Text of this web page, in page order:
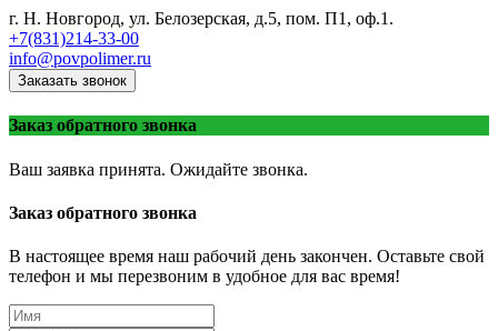
г. Н. Новгород, ул. Белозерская, д.5, пом. П1, оф.1.
+7(831)214-33-00
info@povpolimer.ru
Заказать звонок
Заказ обратного звонка
Ваш заявка принята. Ожидайте звонка.
Заказ обратного звонка
В настоящее время наш рабочий день закончен. Оставьте свой
телефон и мы перезвоним в удобное для вас время!